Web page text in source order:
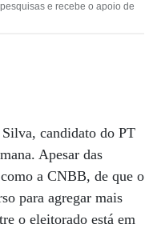
e recebe o apoio de
candidato do PT
Apesar das
a CNBB, de que o
para agregar mais
o eleitorado está em